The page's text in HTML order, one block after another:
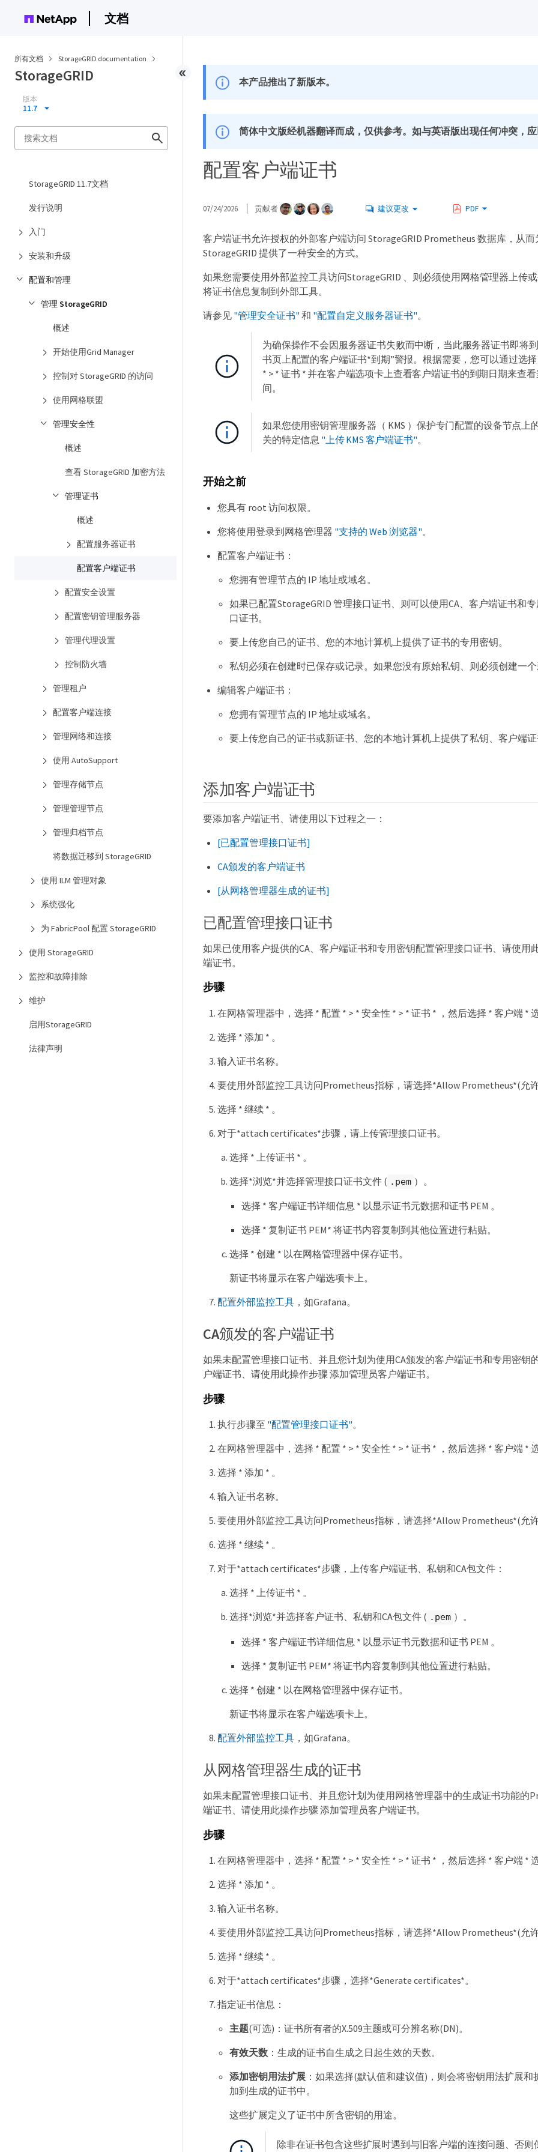
文档
所有文档 StorageGRID documentation
StorageGRID
版本
11.7
StorageGRID 11.7文档
发行说明
入门
安装和升级
配置和管理
管理 StorageGRID
概述
开始使用Grid Manager
控制对 StorageGRID 的访问
使用网格联盟
管理安全性
概述
查看 StorageGRID 加密方法
管理证书
概述
配置服务器证书
配置客户端证书
配置安全设置
配置密钥管理服务器
管理代理设置
控制防火墙
管理租户
配置客户端连接
管理网络和连接
使用 AutoSupport
管理存储节点
管理管理节点
管理归档节点
将数据迁移到 StorageGRID
使用 ILM 管理对象
系统强化
为 FabricPool 配置 StorageGRID
使用 StorageGRID
监控和故障排除
维护
启用StorageGRID
法律声明
本产品推出了新版本。
简体中文版经机器翻译而成，仅供参考。如与英语版出现任何冲突，应
配置客户端证书
07/24/2026 贡献者 建议更改 PDF
客户端证书允许授权的外部客户端访问 StorageGRID Prometheus 数据库，从
StorageGRID 提供了一种安全的方式。
如果您需要使用外部监控工具访问StorageGRID 、则必须使用网格管理器上传
将证书信息复制到外部工具。
请参见 "管理安全证书" 和 "配置自定义服务器证书"。
为确保操作不会因服务器证书失败而中断，当此服务器证书即将
书页上配置的客户端证书*到期”警报。根据需要，您可以通过选择
* > * 证书 * 并在客户端选项卡上查看客户端证书的到期日期来查
间。
如果您使用密钥管理服务器（ KMS ）保护专门配置的设备节点上
关的特定信息 "上传 KMS 客户端证书"。
开始之前
您具有 root 访问权限。
您将使用登录到网格管理器 "支持的 Web 浏览器"。
配置客户端证书：
您拥有管理节点的 IP 地址或域名。
如果已配置StorageGRID 管理接口证书、则可以使用CA、客户端证书和
口证书。
要上传您自己的证书、您的本地计算机上提供了证书的专用密钥。
私钥必须在创建时已保存或记录。如果您没有原始私钥、则必须创建一个
编辑客户端证书：
您拥有管理节点的 IP 地址或域名。
要上传您自己的证书或新证书、您的本地计算机上提供了私钥、客户端证
添加客户端证书
要添加客户端证书、请使用以下过程之一：
[已配置管理接口证书]
CA颁发的客户端证书
[从网格管理器生成的证书]
已配置管理接口证书
如果已使用客户提供的CA、客户端证书和专用密钥配置管理接口证书、请使用
端证书。
步骤
在网格管理器中，选择 * 配置 * > * 安全性 * > * 证书 * ，然后选择 * 客户端 *
选择 * 添加 * 。
输入证书名称。
要使用外部监控工具访问Prometheus指标，请选择*Allow Prometheus*(允许
选择 * 继续 * 。
对于*attach certificates*步骤，请上传管理接口证书。
选择 * 上传证书 * 。
选择*浏览*并选择管理接口证书文件 ( .pem ）。
选择 * 客户端证书详细信息 * 以显示证书元数据和证书 PEM 。
选择 * 复制证书 PEM* 将证书内容复制到其他位置进行粘贴。
选择 * 创建 * 以在网格管理器中保存证书。
新证书将显示在客户端选项卡上。
配置外部监控工具 ，如Grafana。
CA颁发的客户端证书
如果未配置管理接口证书、并且您计划为使用CA颁发的客户端证书和专用密钥
户端证书、请使用此操作步骤 添加管理员客户端证书。
步骤
执行步骤至 "配置管理接口证书"。
在网格管理器中，选择 * 配置 * > * 安全性 * > * 证书 * ，然后选择 * 客户端 *
选择 * 添加 * 。
输入证书名称。
要使用外部监控工具访问Prometheus指标，请选择*Allow Prometheus*(允许
选择 * 继续 * 。
对于*attach certificates*步骤，上传客户端证书、私钥和CA包文件：
选择 * 上传证书 * 。
选择*浏览*并选择客户证书、私钥和CA包文件 ( .pem ）。
选择 * 客户端证书详细信息 * 以显示证书元数据和证书 PEM 。
选择 * 复制证书 PEM* 将证书内容复制到其他位置进行粘贴。
选择 * 创建 * 以在网格管理器中保存证书。
新证书将显示在客户端选项卡上。
配置外部监控工具 ，如Grafana。
从网格管理器生成的证书
如果未配置管理接口证书、并且您计划为使用网格管理器中的生成证书功能的
端证书、请使用此操作步骤 添加管理员客户端证书。
步骤
在网格管理器中，选择 * 配置 * > * 安全性 * > * 证书 * ，然后选择 * 客户端 *
选择 * 添加 * 。
输入证书名称。
要使用外部监控工具访问Prometheus指标，请选择*Allow Prometheus*(允许
选择 * 继续 * 。
对于*attach certificates*步骤，选择*Generate certificates*。
指定证书信息：
主题(可选)：证书所有者的X.509主题或可分辨名称(DN)。
有效天数：生成的证书自生成之日起生效的天数。
添加密钥用法扩展 ：如果选择(默认值和建议值)，则会将密钥用法扩展
加到生成的证书中。
这些扩展定义了证书中所含密钥的用途。
除非在证书包含这些扩展时遇到与旧客户端的连接问题、否则